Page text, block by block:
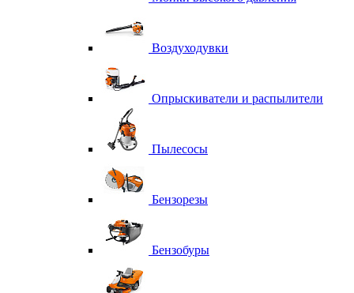
Воздуходувки
Опрыскиватели и распылители
Пылесосы
Бензорезы
Бензобуры